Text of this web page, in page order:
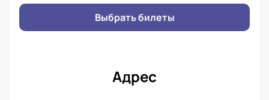
онлайн?
Купить билеты на спектакль «Человек
выбранного сектора: партер, балкон или ВИП-ложи.
Выбрать билеты
Адрес